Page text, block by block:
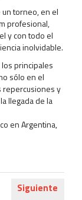
torneo, en el
profesional,
y con todo el
inolvidable.
principales
sólo en el
repercusiones y
llegada de la
en Argentina,
Siguiente